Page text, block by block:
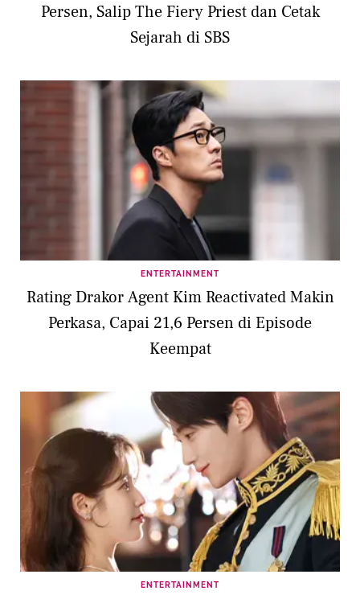
Persen, Salip The Fiery Priest dan Cetak
Sejarah di SBS
ENTERTAINMENT
Rating Drakor Agent Kim Reactivated Makin
Perkasa, Capai 21,6 Persen di Episode
Keempat
ENTERTAINMENT